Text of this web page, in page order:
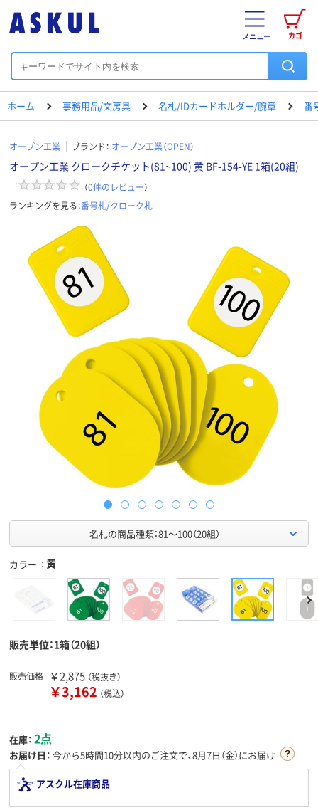
カゴ
メニュー
ホーム 事務用品/文房具 名札/IDカードホルダー/腕章 番
オープン工業 ブランド： オープン工業（OPEN）
オープン工業 クロークチケット(81~100) 黄 BF-154-YE 1箱(20組)
（0件のレビュー）
ランキングを見る：番号札/クローク札
名札の商品種類：81～100（20組）
カラー 黄
販売単位：1箱（20組）
販売価格 ￥2,875 （税抜き）
￥3,162 （税込）
在庫： 2点
お届け日： 今から5時間10分以内のご注文で、8月7日（金）にお届け
アスクル在庫商品